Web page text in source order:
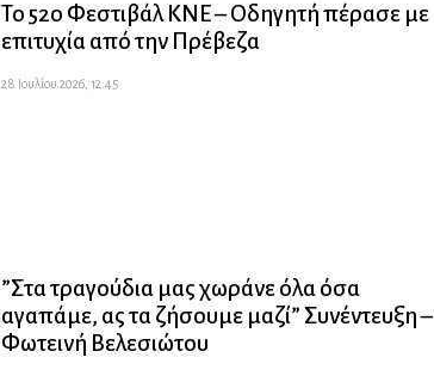
Το 52ο Φεστιβάλ ΚΝΕ – Οδηγητή πέρασε με
επιτυχία από την Πρέβεζα
28 Ιουλίου 2026, 12:45
”Στα τραγούδια μας χωράνε όλα όσα
αγαπάμε, ας τα ζήσουμε μαζί” Συνέντευξη –
Φωτεινή Βελεσιώτου